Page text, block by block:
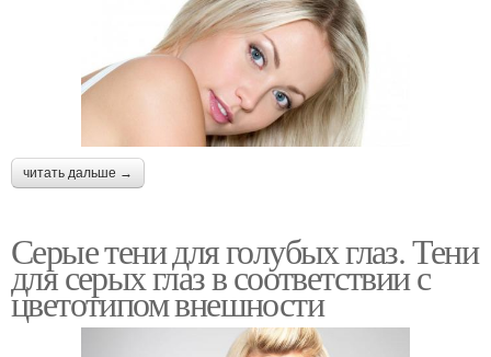
Варианты для серо-
голубых глаз
Серые глаза
Люди с серо-голубыми
глазами
Палитра для серых глаз
Светло-голубые глаза Темно-голубые глаза
читать дальше →
Серые тени для голубых глаз. Тени
для серых глаз в соответствии с
цветотипом внешности